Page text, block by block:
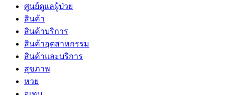
ศูนย์ดูแลผู้ป่วย
สินค้า
สินค้าบริการ
สินค้าอุตสาหกรรม
สินค้าและบริการ
สุขภาพ
หวย